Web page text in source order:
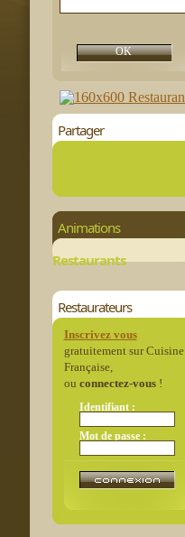
Partager
Animations
Restaurants
Restaurateurs
Inscrivez vous
gratuitement sur Cuisine
Française,
ou connectez-vous!
Identifiant :
Mot de passe :